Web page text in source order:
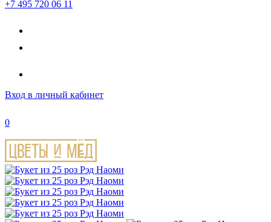
+7 495 720 06 11
Вход в личный кабинет
0